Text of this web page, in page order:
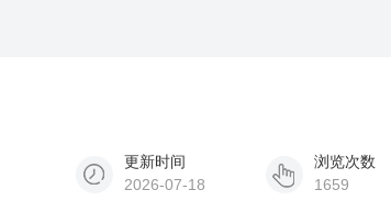
更新时间
2026-07-18
浏览次数
1659